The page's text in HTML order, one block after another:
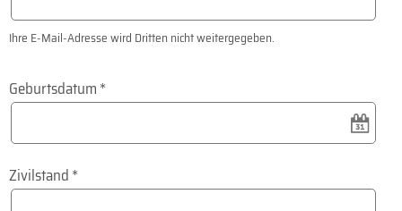
Ihre E-Mail-Adresse wird Dritten nicht weitergegeben.
Geburtsdatum*
Zivilstand*